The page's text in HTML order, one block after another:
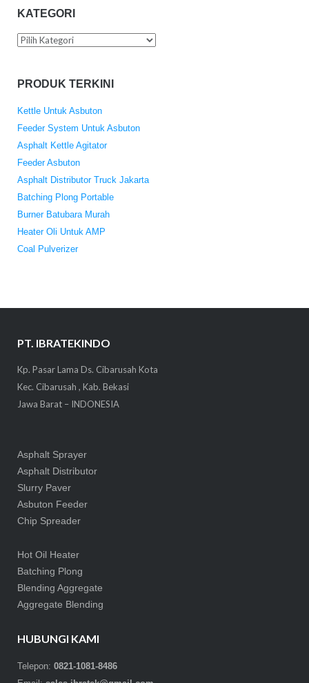
KATEGORI
Kategori
PRODUK TERKINI
Kettle Untuk Asbuton
Feeder System Untuk Asbuton
Asphalt Kettle Agitator
Feeder Asbuton
Asphalt Distributor Truck Jakarta
Batching Plong Portable
Burner Batubara Murah
Heater Oli Untuk AMP
Coal Pulverizer
PT. IBRATEKINDO
Kp. Pasar Lama Ds. Cibarusah Kota
Kec. Cibarusah , Kab. Bekasi
Jawa Barat – INDONESIA
Asphalt Sprayer
Asphalt Distributor
Slurry Paver
Asbuton Feeder
Chip Spreader
Hot Oil Heater
Batching Plong
Blending Aggregate
Aggregate Blending
HUBUNGI KAMI
Telepon: 0821-1081-8486